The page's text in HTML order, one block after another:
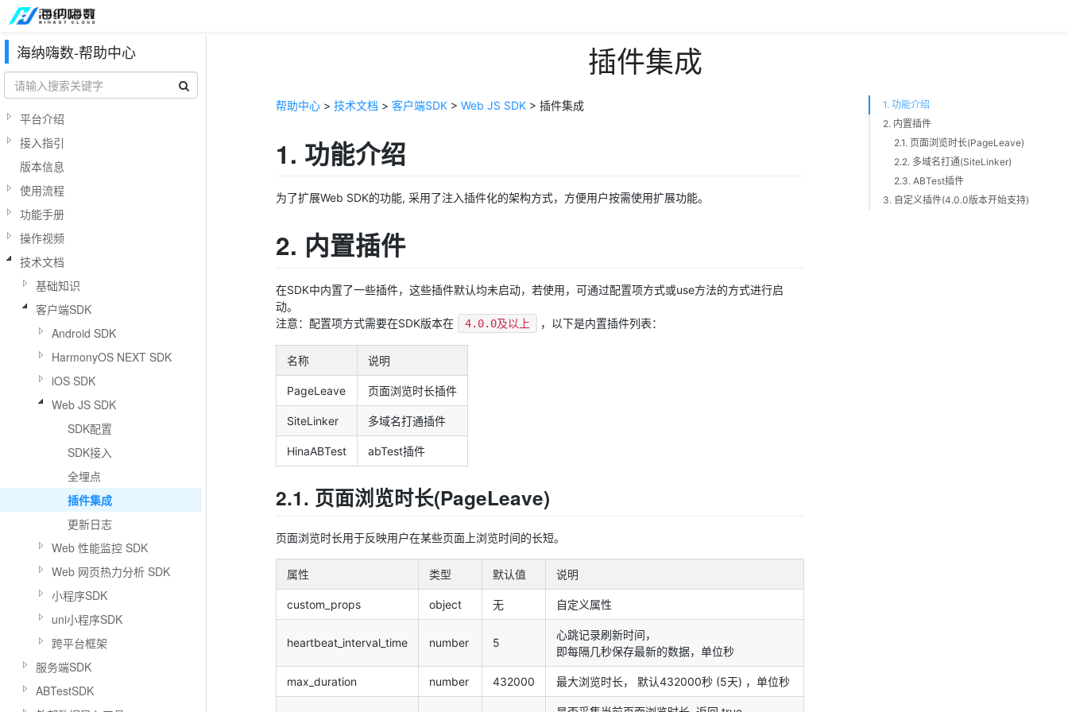
海纳嗨数-帮助中心
平台介绍
接入指引
版本信息
使用流程
功能手册
操作视频
技术文档
基础知识
客户端SDK
Android SDK
HarmonyOS NEXT SDK
iOS SDK
Web JS SDK
SDK配置
SDK接入
全埋点
插件集成
更新日志
Web 性能监控 SDK
Web 网页热力分析 SDK
小程序SDK
uni小程序SDK
跨平台框架
服务端SDK
ABTestSDK
插件集成
帮助中心 > 技术文档 > 客户端SDK > Web JS SDK > 插件集成
1. 功能介绍
2. 内置插件
2.1. 页面浏览时长(PageLeave)
2.2. 多域名打通(SiteLinker)
2.3. ABTest插件
3. 自定义插件(4.0.0版本开始支持)
1. 功能介绍
为了扩展Web SDK的功能, 采用了注入插件化的架构方式，方便用户按需使用扩展功能。
2. 内置插件
在SDK中内置了一些插件，这些插件默认均未启动，若使用，可通过配置项方式或use方法的方式进行启
动。
注意：配置项方式需要在SDK版本在
4.0.0及以上 ，以下是内置插件列表：
名称 说明
PageLeave 页面浏览时长插件
SiteLinker 多域名打通插件
HinaABTest abTest插件
2.1. 页面浏览时长(PageLeave)
页面浏览时长用于反映用户在某些页面上浏览时间的长短。
属性 类型 默认值 说明
custom_props object 无 自定义属性
heartbeat_interval_time number 5
心跳记录刷新时间，
即每隔几秒保存最新的数据，单位秒
max_duration number 432000 最大浏览时长， 默认432000秒 (5天) ，单位秒